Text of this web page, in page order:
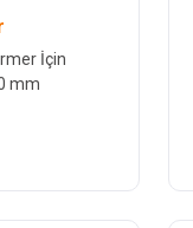
İçin
mm